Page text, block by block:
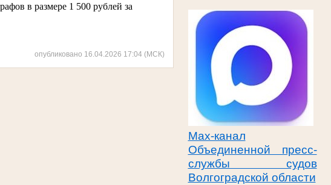
Max-канал
Объединенной пресс-
службы судов
Волгоградской области
в размере 1 500 рублей за
опубликовано 16.04.2026 17:04 (МСК)